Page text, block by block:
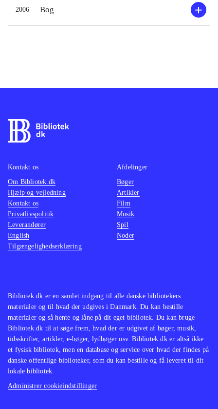
2006 Bog
Bibliotek.dk er en samlet indgang til alle danske bibliotekers
materialer og til hvad der udgives i Danmark. Du kan bestille
materialer og så hente og låne på dit eget bibliotek. Du kan bruge
Bibliotek.dk til at søge frem, hvad der er udgivet af bøger, musik,
tidsskrifter, artikler, e-bøger, lydbøger osv. Bibliotek.dk er altså ikke
et fysisk bibliotek, men en database og service over hvad der findes på
danske offentlige biblioteker, som du kan bestille og få leveret til dit
lokale bibliotek.
Administrer cookieindstillinger
Kontakt os
Om Bibliotek.dk
Hjælp og vejledning
Kontakt os
Privatlivspolitik
Leverandører
English
Tilgængelighedserklæring
Afdelinger
Bøger
Artikler
Film
Musik
Spil
Noder